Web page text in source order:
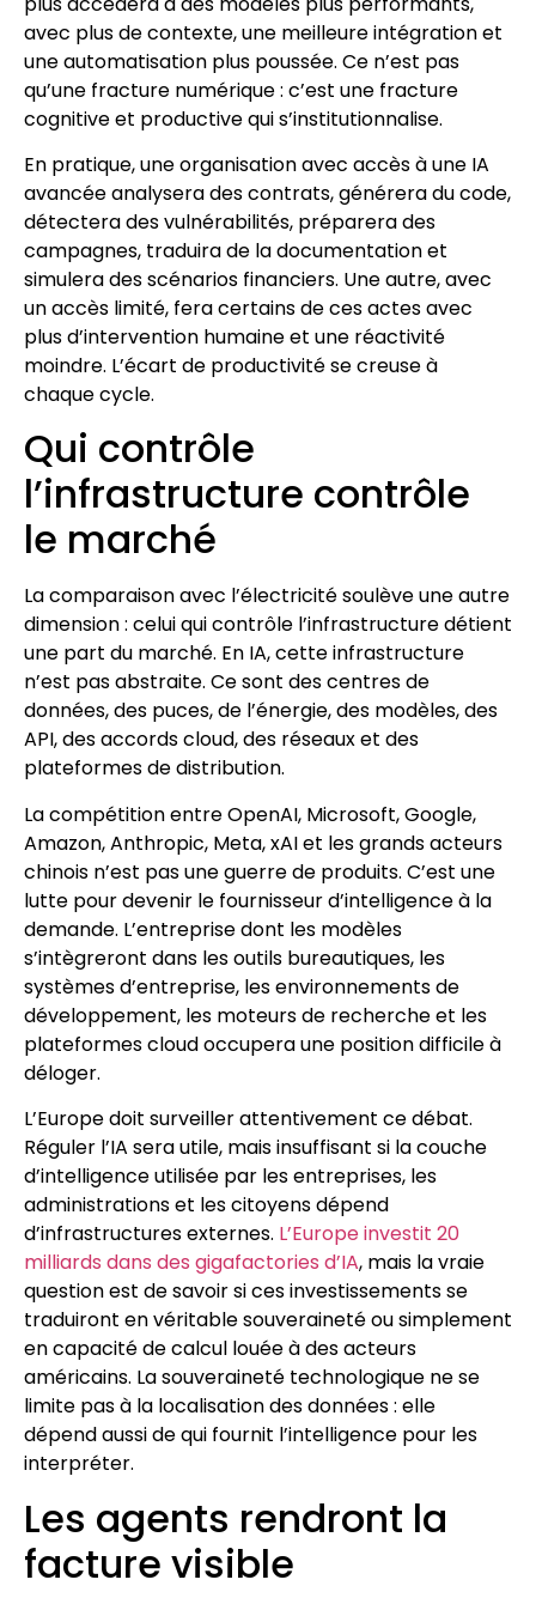
avec plus de contexte, une meilleure intégration et
une automatisation plus poussée. Ce n’est pas
qu’une fracture numérique : c’est une fracture
cognitive et productive qui s’institutionnalise.
En pratique, une organisation avec accès à une IA
avancée analysera des contrats, générera du code,
détectera des vulnérabilités, préparera des
campagnes, traduira de la documentation et
simulera des scénarios financiers. Une autre, avec
un accès limité, fera certains de ces actes avec
plus d’intervention humaine et une réactivité
moindre. L’écart de productivité se creuse à
chaque cycle.
Qui contrôle
l’infrastructure contrôle
le marché
La comparaison avec l’électricité soulève une autre
dimension : celui qui contrôle l’infrastructure détient
une part du marché. En IA, cette infrastructure
n’est pas abstraite. Ce sont des centres de
données, des puces, de l’énergie, des modèles, des
API, des accords cloud, des réseaux et des
plateformes de distribution.
La compétition entre OpenAI, Microsoft, Google,
Amazon, Anthropic, Meta, xAI et les grands acteurs
chinois n’est pas une guerre de produits. C’est une
lutte pour devenir le fournisseur d’intelligence à la
demande. L’entreprise dont les modèles
s’intègreront dans les outils bureautiques, les
systèmes d’entreprise, les environnements de
développement, les moteurs de recherche et les
plateformes cloud occupera une position difficile à
déloger.
L’Europe doit surveiller attentivement ce débat.
Réguler l’IA sera utile, mais insuffisant si la couche
d’intelligence utilisée par les entreprises, les
administrations et les citoyens dépend
d’infrastructures externes. L’Europe investit 20
milliards dans des gigafactories d’IA, mais la vraie
question est de savoir si ces investissements se
traduiront en véritable souveraineté ou simplement
en capacité de calcul louée à des acteurs
américains. La souveraineté technologique ne se
limite pas à la localisation des données : elle
dépend aussi de qui fournit l’intelligence pour les
interpréter.
Les agents rendront la
facture visible